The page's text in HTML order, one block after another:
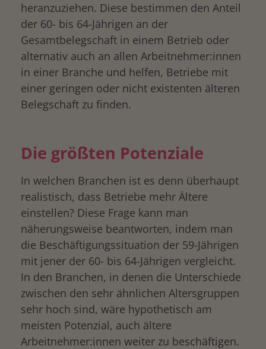
heranzuziehen. Diese bestimmen den Anteil
der 60- bis 64-Jährigen an der
Gesamtbelegschaft in einem Betrieb oder
alternativ auch an allen Arbeitnehmer:innen
in einer Branche und helfen, Betriebe mit
einer geringen oder nicht existenten älteren
Belegschaft zu finden.
Die größten Potenziale
In welchen Branchen ist es denn überhaupt
realistisch, dass Betriebe mehr Ältere
einstellen? Diese Frage kann man
näherungsweise beantworten, indem man
die Beschäftigungssituation der 59-Jährigen
mit jener der 60- bis 64-Jährigen vergleicht.
In den Branchen, in denen die Unterschiede
zwischen den sehr ähnlichen Altersgruppen
sehr hoch sind, wäre hypothetisch am
meisten Potenzial, auch ältere
Arbeitnehmer:innen weiter zu beschäftigen.